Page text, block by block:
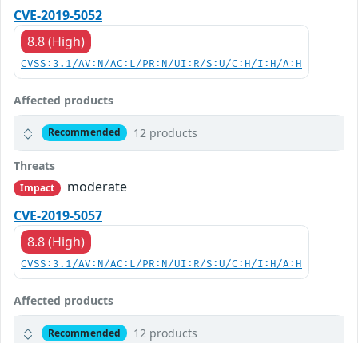
CVE-2019-5052
8.8 (High)
CVSS:3.1/AV:N/AC:L/PR:N/UI:R/S:U/C:H/I:H/A:H
Affected products
Recommended 12 products
Threats
Impact
moderate
CVE-2019-5057
8.8 (High)
CVSS:3.1/AV:N/AC:L/PR:N/UI:R/S:U/C:H/I:H/A:H
Affected products
Recommended 12 products